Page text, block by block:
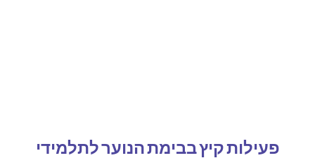
פעילות קיץ בבימת הנוער לתלמידי